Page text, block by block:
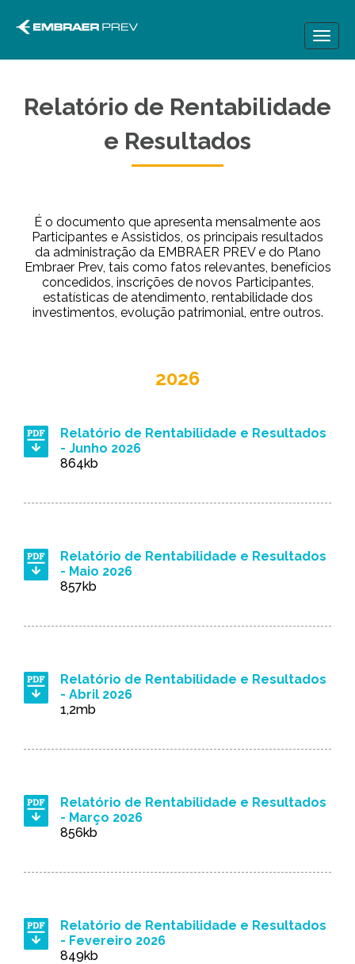
Relatório de Rentabilidade
e Resultados
É o documento que apresenta mensalmente aos
Participantes e Assistidos, os principais resultados
da administração da EMBRAER PREV e do Plano
Embraer Prev, tais como fatos relevantes, benefícios
concedidos, inscrições de novos Participantes,
estatísticas de atendimento, rentabilidade dos
investimentos, evolução patrimonial, entre outros.
2026
Relatório de Rentabilidade e Resultados
- Junho 2026
864kb
Relatório de Rentabilidade e Resultados
- Maio 2026
857kb
Relatório de Rentabilidade e Resultados
- Abril 2026
1,2mb
Relatório de Rentabilidade e Resultados
- Março 2026
856kb
Relatório de Rentabilidade e Resultados
- Fevereiro 2026
849kb